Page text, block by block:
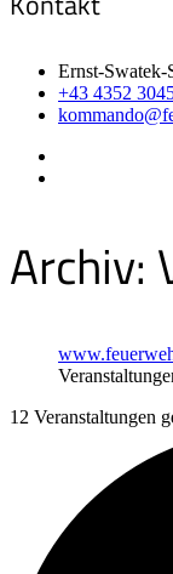
Ernst-Swatek-
+43 4352
Archiv:
12 Veranstaltungen